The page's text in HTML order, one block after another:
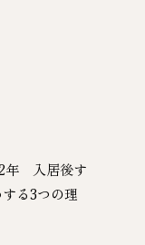
年 入居後す
る3つの理